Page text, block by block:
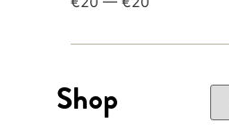
Shop